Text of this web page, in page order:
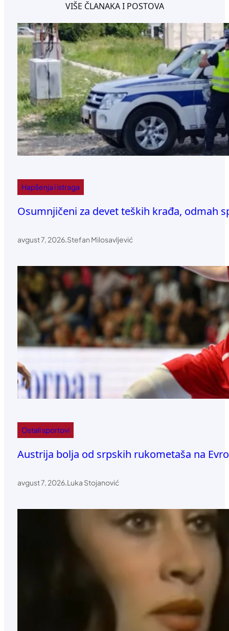
VIŠE ČLANAKA I POSTOVA
Hapšenja i istraga
Osumnjičeni za devet teških krađa, odmah
avgust 7, 2026.Stefan Milosavljević
Ostali sportovi
Austrija bolja od srpskih rukometaša na
avgust 7, 2026.Luka Stojanović